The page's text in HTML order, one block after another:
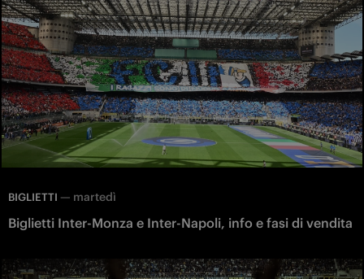
BIGLIETTI — martedì
Biglietti Inter-Monza e Inter-Napoli, info e fasi di vendita